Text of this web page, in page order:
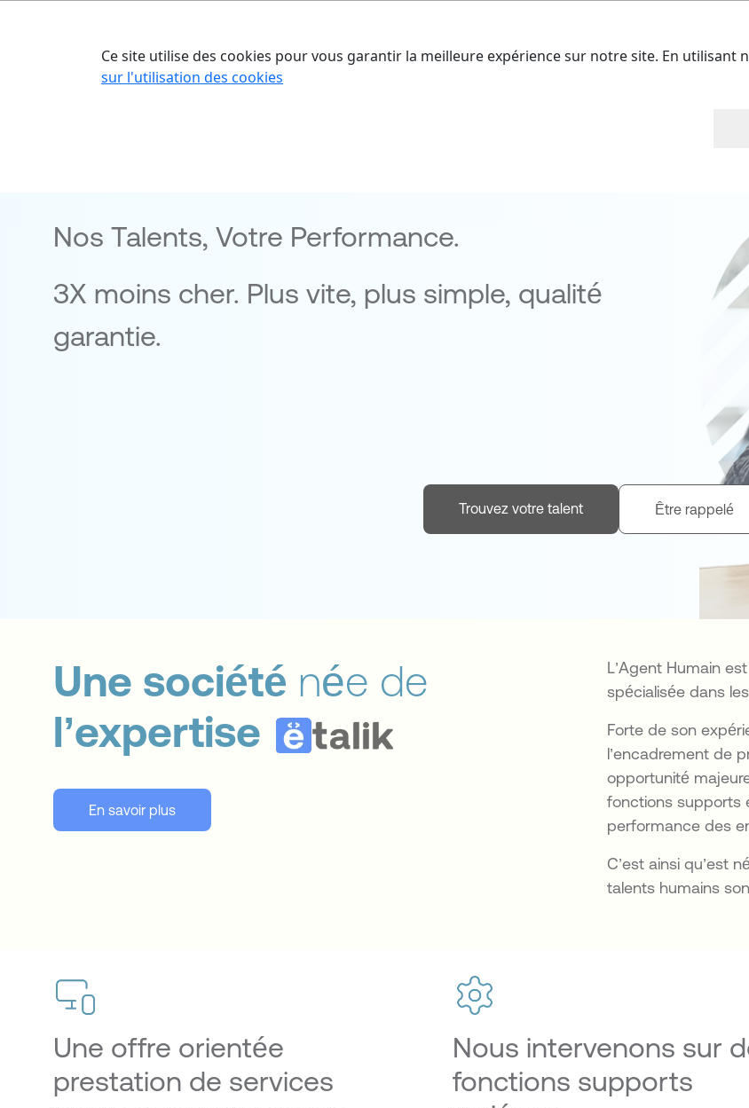
Accueil Nos offres Nos talents A propos
Trouvez votre talent Être rappelé
Nos Talents, Votre Performance.
3X moins cher. Plus vite, plus simple, qualité
garantie.
Une société née de
l’expertise
En savoir plus
L’Agent Humain
spécialisée dans
Forte de son
l’encadrement de
opportunité
fonctions supports
performance des
C’est ainsi qu’est
talents humains
Une offre orientée
prestation de services
Nous intervenons sur
fonctions supports
Ce site utilise des cookies pour vous garantir la meilleure expérience sur notre site. En utilisant
sur l'utilisation des cookies